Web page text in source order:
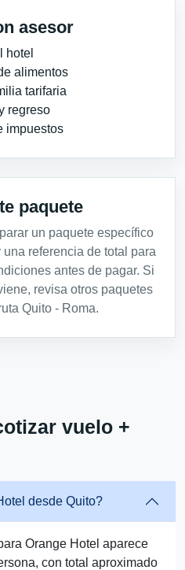
asesor
hotel
alimentos
tarifaria
regreso
impuestos
paquete
un paquete específico
referencia de total para
antes de pagar. Si
revisa otros paquetes
Quito - Roma.
vuelo +
desde Quito?
Orange Hotel aparece
con total aproximado